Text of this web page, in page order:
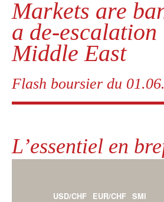
Markets are
a de-escalation
Middle East
Flash boursier du
L’essentiel en
USD/CHF EUR/CHF SMI